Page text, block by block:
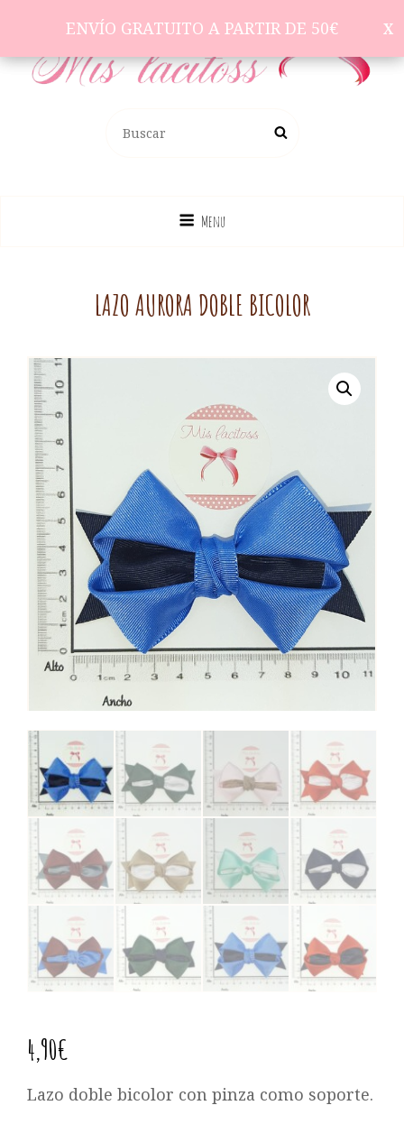
ENVÍO GRATUITO A PARTIR DE 50€
Menu
LAZO AURORA DOBLE BICOLOR
4,90€
Lazo doble bicolor con pinza como soporte.
ENVÍO GRATUITO A PARTIR DE 50€